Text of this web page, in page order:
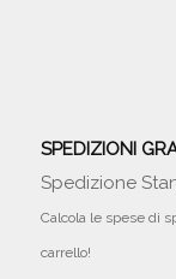
SPEDIZIONI
Spedizione
Calcola le spese di
carrello!